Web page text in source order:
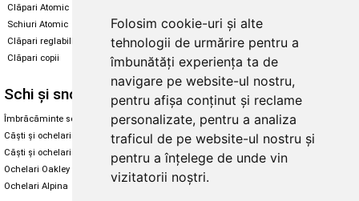
Folosim cookie-uri și alte
tehnologii de urmărire pentru a
îmbunătăți experiența ta de
navigare pe website-ul nostru,
pentru afișa conținut și reclame
personalizate, pentru a analiza
traficul de pe website-ul nostru și
pentru a înțelege de unde vin
vizitatorii noștri.
Clăpari Atomic
Schiuri Atomic
Clăpari reglabili
Clăpari copii
Skate & longboard
Santa Cruz
Enuff Skateboards
Schi și snowboard
Îmbrăcăminte schi și snowboard
Căști și ochelari de iarnă
Căști și ochelari Alpina
Ochelari Oakley
Ochelari Alpina
Diverse
Cum aleg rolele
Cum aleg ochelarii
Ochelari de soare Oakley
Ochelari de soare Alpina
Intretinere manusi